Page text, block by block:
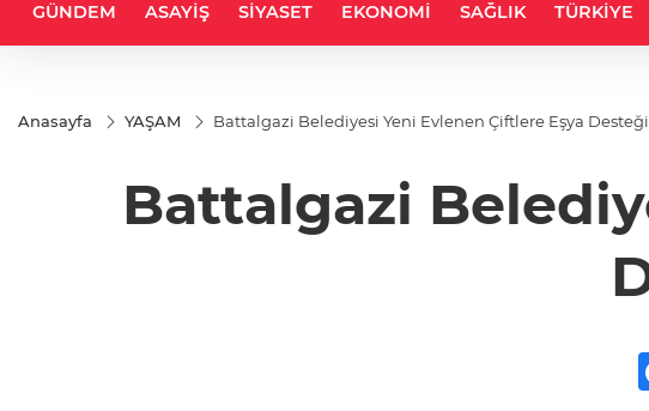
GÜNDEM ASAYİŞ SİYASET EKONOMİ SAĞLIK TÜRKİYE
Anasayfa YAŞAM Battalgazi Belediyesi Yeni Evlenen Çiftlere Eşya
Battalgazi